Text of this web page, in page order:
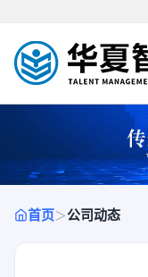
首页＞公司动态